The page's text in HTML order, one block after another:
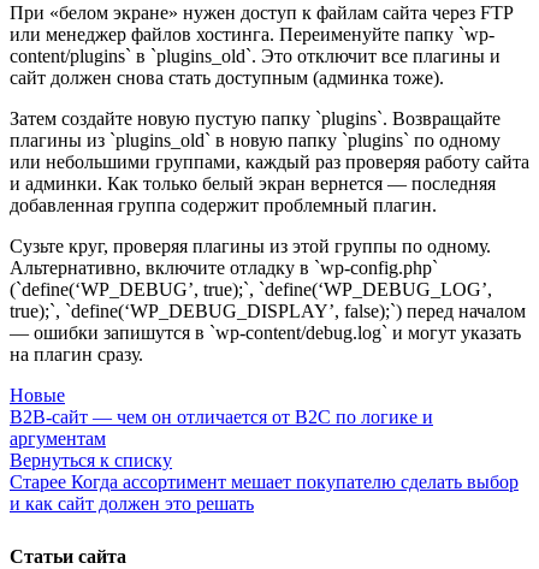
При «белом экране» нужен доступ к файлам сайта через FTP
или менеджер файлов хостинга. Переименуйте папку `wp-
content/plugins` в `plugins_old`. Это отключит все плагины и
сайт должен снова стать доступным (админка тоже).
Затем создайте новую пустую папку `plugins`. Возвращайте
плагины из `plugins_old` в новую папку `plugins` по одному
или небольшими группами, каждый раз проверяя работу сайта
и админки. Как только белый экран вернется — последняя
добавленная группа содержит проблемный плагин.
Сузьте круг, проверяя плагины из этой группы по одному.
Альтернативно, включите отладку в `wp-config.php`
(`define(‘WP_DEBUG’, true);`, `define(‘WP_DEBUG_LOG’,
true);`, `define(‘WP_DEBUG_DISPLAY’, false);`) перед началом
— ошибки запишутся в `wp-content/debug.log` и могут указать
на плагин сразу.
Новые
B2B-сайт — чем он отличается от B2C по логике и
аргументам
Вернуться к списку
Старее Когда ассортимент мешает покупателю сделать выбор
и как сайт должен это решать
Статьи сайта